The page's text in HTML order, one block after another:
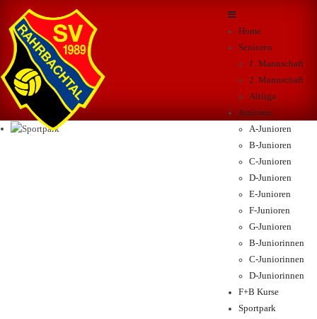
Home
Senioren
1. Mannschaft
2. Mannschaft
Altliga
Junioren
A-Junioren
B-Junioren
C-Junioren
D-Junioren
E-Junioren
F-Junioren
G-Junioren
B-Juniorinnen
C-Juniorinnen
D-Juniorinnen
F+B Kurse
Sportpark